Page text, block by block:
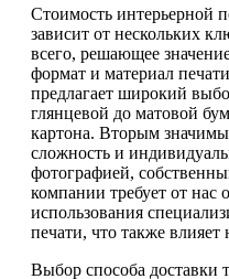
Стоимость интерьерной
зависит от нескольких
всего, решающее
формат и материал
предлагает широкий
глянцевой до матовой
картона. Вторым
сложность и
фотографией,
компании требует от нас
использования
печати, что также влияет
Выбор способа доставки